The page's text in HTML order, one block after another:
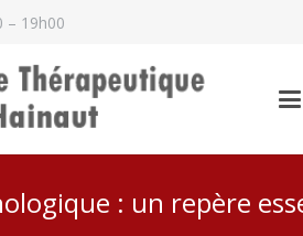
– 19h00
: un repère